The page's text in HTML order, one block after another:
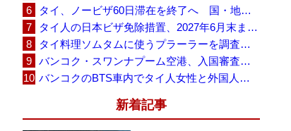
タイ、ノービザ60日滞在を終了へ 国・地域別に30日・15日へ再編
タイ人の日本ビザ免除措置、2027年6月末まで延長 不安広がる中でひとまず安堵
タイ料理ソムタムに使うプラーラーを調査へ、大学新入生4,233人が肝吸虫感染
バンコク・スワンナプーム空港、入国審査で2～3時間待ちの時間帯も 審査厳格化と人員不足が影響か
バンコクのBTS車内でタイ人女性と外国人学生グループが口論、騒音めぐる動画が拡散
新着記事